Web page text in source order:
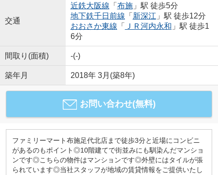
交通
近鉄大阪線 「 布施」駅 徒歩5分
地下鉄千日前線 「 新深江 」駅 徒歩12分
おおさか東線 「 ＪＲ河内永和 」駅 徒歩1
6分
間取り(面積) -(-)
築年月 2018年 3月(築8年)
お問い合わせ(無料)
ファミリーマート布施足代北店まで徒歩3分と近場にコンビニ
があるのもポイント◎10階建てで街並みにも馴染んだマンショ
ンです◎こちらの物件はマンションです◎外壁にはタイルが張
られています◎当社スタッフが地域の賃貸情報をご提供いたし